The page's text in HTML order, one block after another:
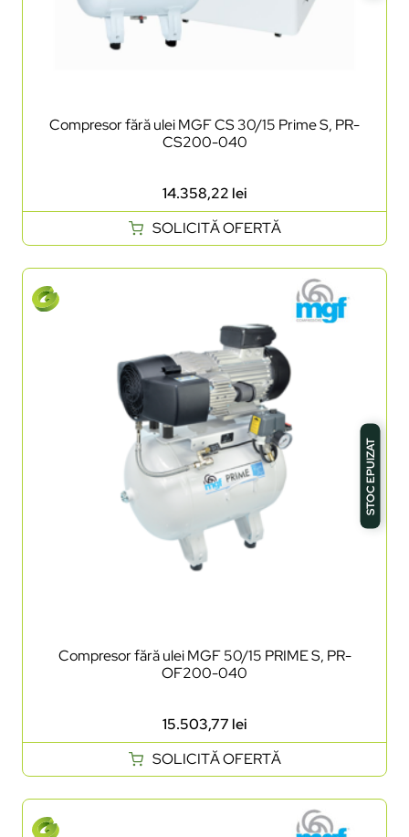
Compresor fără ulei MGF CS 30/15 Prime S, PR-
CS200-040
14.358,22 lei
SOLICITĂ OFERTĂ
STOC EPUIZAT
Compresor fără ulei MGF 50/15 PRIME S, PR-
OF200-040
15.503,77 lei
SOLICITĂ OFERTĂ